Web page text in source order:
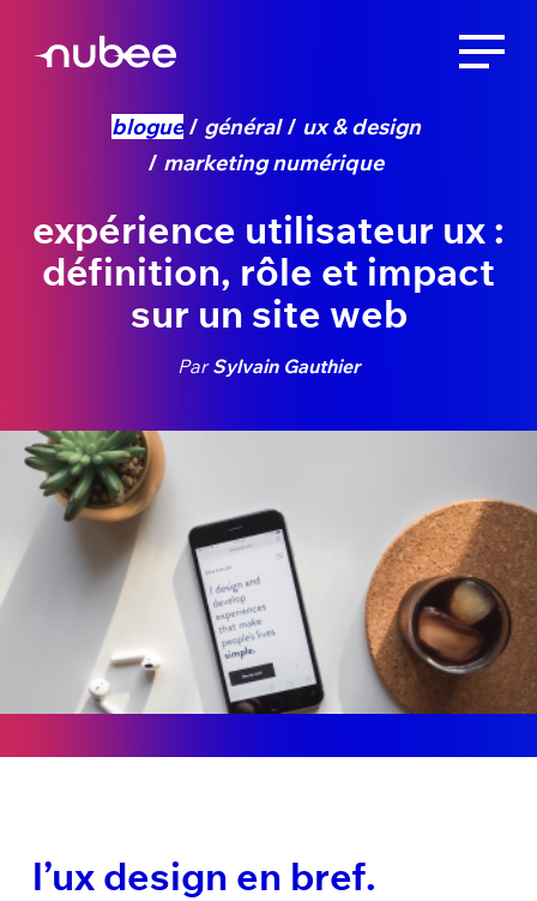
blogue général
ux & design
marketing numérique
expérience utilisateur ux :
définition, rôle et impact
sur un site web
ParSylvain Gauthier
l’ux design en bref.